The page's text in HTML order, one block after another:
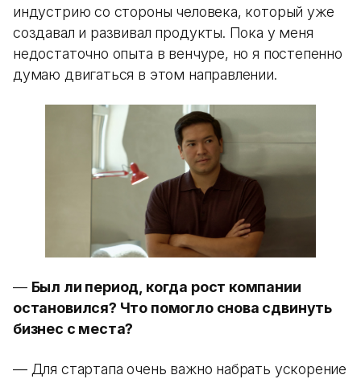
индустрию со стороны человека, который уже
создавал и развивал продукты. Пока у меня
недостаточно опыта в венчуре, но я постепенно
думаю двигаться в этом направлении.
— Был ли период, когда рост компании
остановился? Что помогло снова сдвинуть
бизнес с места?
— Для стартапа очень важно набрать ускорение